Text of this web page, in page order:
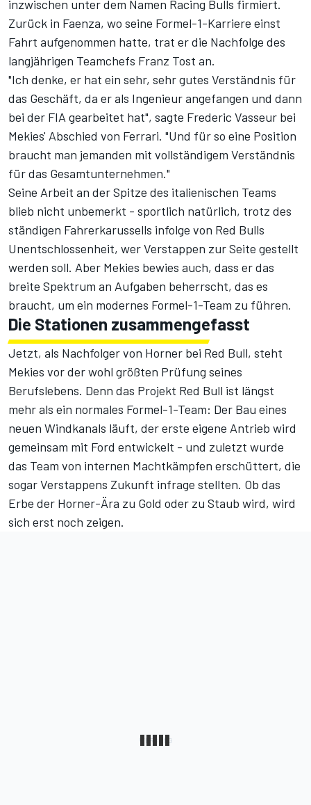
inzwischen unter dem Namen Racing Bulls firmiert.
Zurück in Faenza, wo seine Formel-1-Karriere einst
Fahrt aufgenommen hatte, trat er die Nachfolge des
langjährigen Teamchefs Franz Tost an.
"Ich denke, er hat ein sehr, sehr gutes Verständnis für
das Geschäft, da er als Ingenieur angefangen und dann
bei der FIA gearbeitet hat", sagte Frederic Vasseur bei
Mekies' Abschied von Ferrari. "Und für so eine Position
braucht man jemanden mit vollständigem Verständnis
für das Gesamtunternehmen."
Seine Arbeit an der Spitze des italienischen Teams
blieb nicht unbemerkt - sportlich natürlich, trotz des
ständigen Fahrerkarussells infolge von Red Bulls
Unentschlossenheit, wer Verstappen zur Seite gestellt
werden soll. Aber Mekies bewies auch, dass er das
breite Spektrum an Aufgaben beherrscht, das es
braucht, um ein modernes Formel-1-Team zu führen.
Die Stationen zusammengefasst
Jetzt, als Nachfolger von Horner bei Red Bull, steht
Mekies vor der wohl größten Prüfung seines
Berufslebens. Denn das Projekt Red Bull ist längst
mehr als ein normales Formel-1-Team: Der Bau eines
neuen Windkanals läuft, der erste eigene Antrieb wird
gemeinsam mit Ford entwickelt - und zuletzt wurde
das Team von internen Machtkämpfen erschüttert, die
sogar Verstappens Zukunft infrage stellten. Ob das
Erbe der Horner-Ära zu Gold oder zu Staub wird, wird
sich erst noch zeigen.